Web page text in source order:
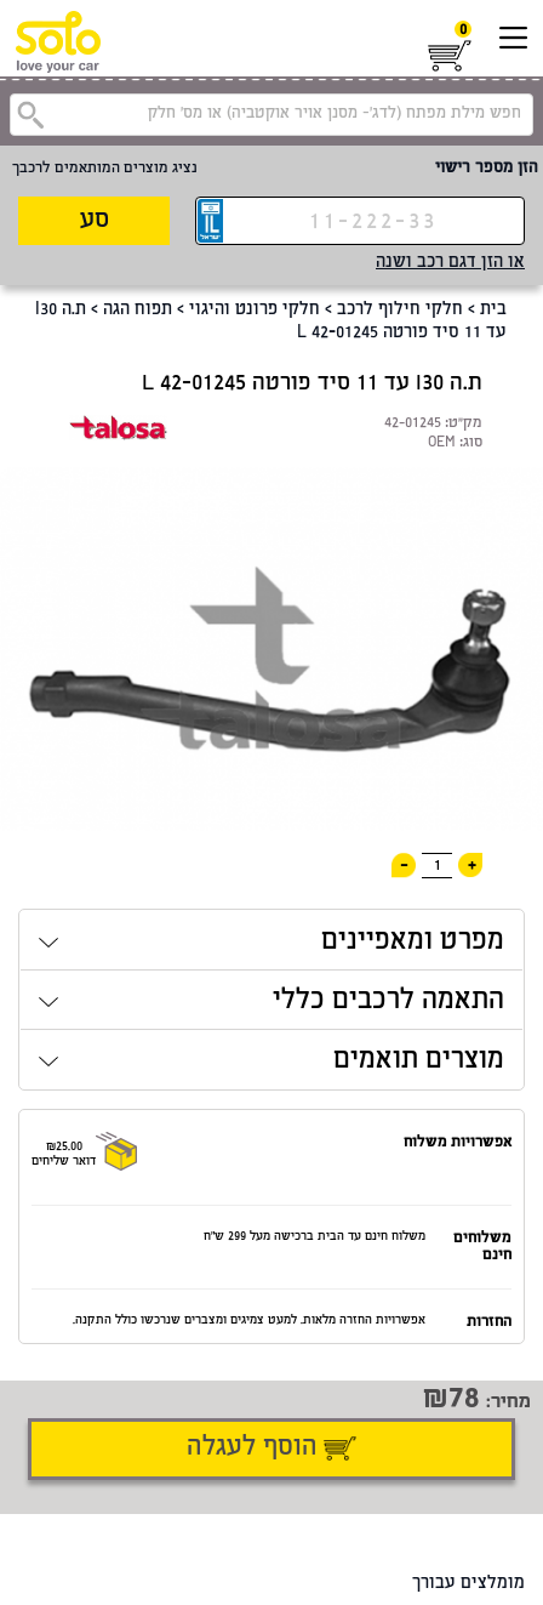
0
הזן מספר רישוי נציג מוצרים המותאמים לרכבך
סע
או הזן דגם רכב ושנה
בית > חלקי חילוף לרכב > חלקי פרונט והיגוי > תפוח הגה >
ת.ה I30
עד 11 סיד פורטה L 42-01245
ת.ה I30 עד 11 סיד פורטה L 42-01245
מק"ט: 42-01245
סוג: OEM
+
1
-
מפרט ומאפיינים
התאמה לרכבים כללי
מוצרים תואמים
אפשרויות משלוח
₪25.00
דואר שליחים
משלוחים
חינם
משלוח חינם עד הבית ברכישה מעל 299 ש"ח
החזרות אפשרויות החזרה מלאות. למעט צמיגים ומצברים שנרכשו כולל התקנה.
שתף דיווח על טעות
מחיר: 78
הוסף לעגלה
מומלצים עבורך